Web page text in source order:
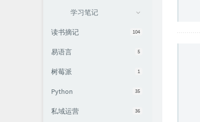
学习笔记
104
读书摘记
5
易语言
1
树莓派
35
Python
36
私域运营